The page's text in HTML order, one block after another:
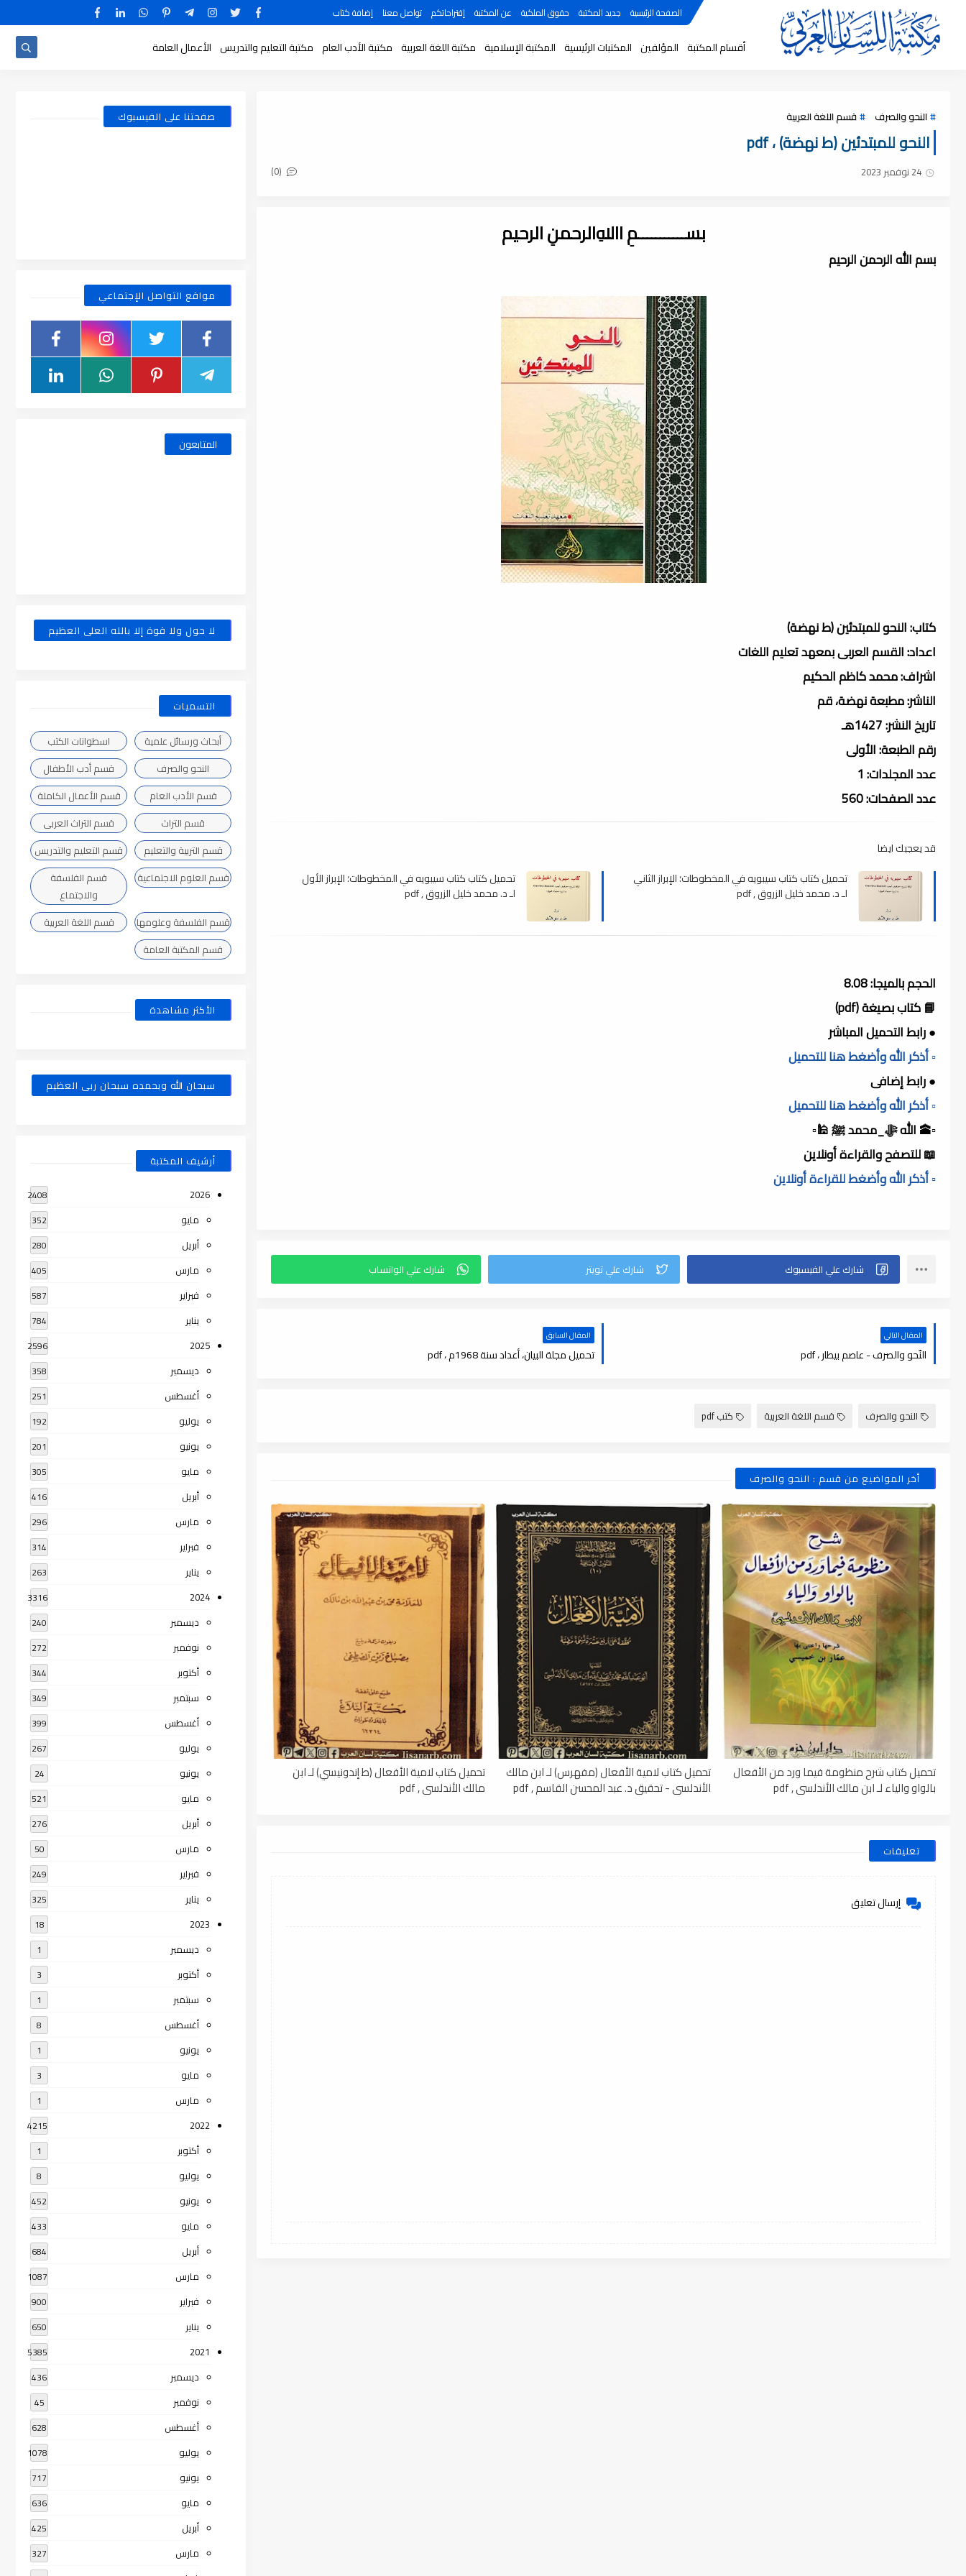
الصفحة الرئيسية جديد المكتبة حقوق الملكية عن المكتبة إقتراحاتكم تواصل معنا إضافة كتاب
أقسام المكتبة المؤلفين المكتبات الرئيسية المكتبة الإسلامية مكتبة اللغة العربية مكتبة الأدب العام مكتبة التعليم والتدريس الأعمال العامة
النحو والصرف قسم اللغة العربية
النحو للمبتدئين (ط نهضة) ، pdf
24 نوفمبر 2023 (0)
بســـــــــــمِ اﷲِالرحمنِ الرحيم
بسم الله الرحمن الرحيم
كتاب: النحو للمبتدئين (ط نهضة)
اعداد: القسم العربى بمعهد تعليم اللغات
اشراف: محمد كاظم الحكيم
الناشر: مطبعة نهضة، قم
تاريخ النشر: 1427هـ
رقم الطبعة: الأولى
عدد المجلدات: 1
عدد الصفحات: 560
قد يعجبك ايضا
تحميل كتاب كتاب سيبويه في المخطوطات؛ الإبراز الثاني
لـ د. محمد خليل الزروق , pdf
تحميل كتاب كتاب سيبويه في المخطوطات؛ الإبراز الأول
لـ د. محمد خليل الزروق , pdf
الحجم بالميجا: 8.08
📘 كتاب بصيغة (pdf)
● رابط التحميل المباشر
▫️ أذكر الله وأضغط هنا للتحميل
● رابط إضافى
▫️ أذكر الله وأضغط هنا للتحميل
▫️🕋 الله ﷻ_محمد ﷺ 🕌▫️
📖 للتصفح والقراءة أونلاين
▫️ أذكر الله وأضغط للقراءة أونلاين
المقال التالي
النّحو والصرف - عاصم بيطار ، pdf
المقال السابق
تحميل مجلة البيان، أعداد سنة 1968م ، pdf
النحو والصرف قسم اللغة العربية كتب pdf
أخر المواضيع من قسم : النحو والصرف
تحميل كتاب شرح منظومة فيما ورد من الأفعال
بالواو والياء لـ ابن مالك الأندلسي , pdf
تحميل كتاب لامية الأفعال (مفهرس) لـ ابن مالك
الأندلسي - تحقيق د. عبد المحسن القاسم , pdf
تحميل كتاب لامية الأفعال (ط إندونيسي) لـ ابن
مالك الأندلسي , pdf
تعليقات
إرسال تعليق
صفحتنا على الفيسبوك
مواقع التواصل الإجتماعي
المتابعون
لا حول ولا قوة إلا بالله العلى العظيم
التسميات
أبحاث ورسائل علمية
اسطوانات الكتب
النحو والصرف
قسم أدب الأطفال
قسم الأدب العام
قسم الأعمال الكاملة
قسم التراث
قسم التراث العربى
قسم التربية والتعليم
قسم التعليم والتدريس
قسم العلوم الاجتماعية
قسم الفلسفة
والاجتماع
قسم الفلسفة وعلومها
قسم اللغة العربية
قسم المكتبة العامة
الأكثر مشاهدة
سبحان الله وبحمده سبحان ربى العظيم
أرشيف المكتبة
2026
2408
مايو 352
أبريل 280
مارس 405
فبراير 587
يناير 784
2025
2596
ديسمبر 358
أغسطس 251
يوليو 192
يونيو 201
مايو 305
أبريل 416
مارس 296
فبراير 314
يناير 263
2024
3316
ديسمبر 240
نوفمبر 272
أكتوبر 344
سبتمبر 349
أغسطس 399
يوليو 267
يونيو 24
مايو 521
أبريل 276
مارس 50
فبراير 249
يناير 325
2023
18
ديسمبر 1
أكتوبر 3
سبتمبر 1
أغسطس 8
يونيو 1
مايو 3
مارس 1
2022
4215
أكتوبر 1
يوليو 8
يونيو 452
مايو 433
أبريل 684
مارس 1087
فبراير 900
يناير 650
2021
5385
ديسمبر 436
نوفمبر 45
أغسطس 628
يوليو 1078
يونيو 717
مايو 636
أبريل 425
مارس 327